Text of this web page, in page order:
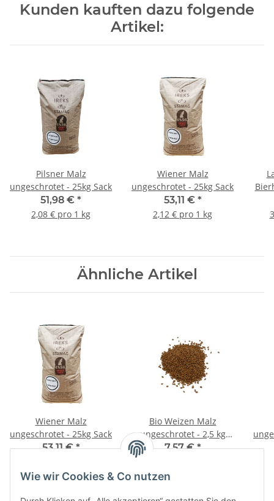
Wie wir Cookies & Co nutzen
Kunden kauften dazu folgende
Artikel:
Pilsner Malz
ungeschrotet - 25kg Sack
51,98 € *
2,08 € pro 1 kg
Wiener Malz
ungeschrotet - 25kg Sack
53,11 € *
2,12 € pro 1 kg
Ähnliche Artikel
Wiener Malz
ungeschrotet - 25kg Sack
53,11 €*
Bio Weizen Malz
ungeschrotet - 2,5 kg
Beutel
7,57 €*